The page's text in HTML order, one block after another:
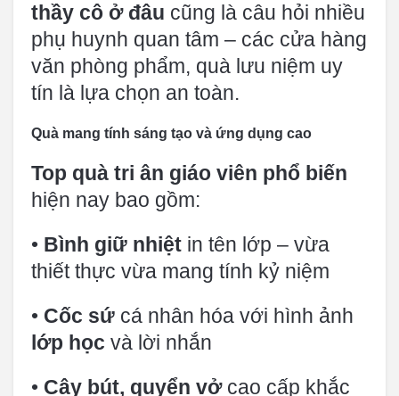
thầy cô ở đâu cũng là câu hỏi nhiều
phụ huynh quan tâm – các cửa hàng
văn phòng phẩm, quà lưu niệm uy
tín là lựa chọn an toàn.
Quà mang tính sáng tạo và ứng dụng cao
Top quà tri ân giáo viên phổ biến
hiện nay bao gồm:
• Bình giữ nhiệt in tên lớp – vừa
thiết thực vừa mang tính kỷ niệm
• Cốc sứ cá nhân hóa với hình ảnh
lớp học và lời nhắn
• Cây bút, quyển vởcao cấp khắc